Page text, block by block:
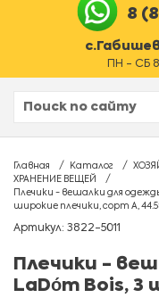
8
ПН - СБ
Главная Каталог
ХРАНЕНИЕ ВЕЩЕЙ
Плечики - вешалки для
широкие плечики, сорт А,
Артикул: 3822-5011
Плечики -
LaDо́m Bois, 3